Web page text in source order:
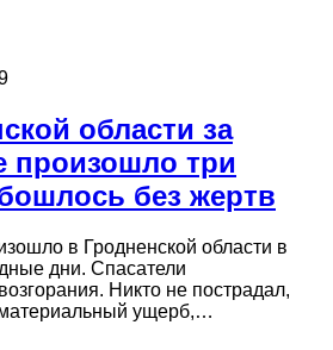
области за
произошло три
без жертв
в Гродненской области в
дни. Спасатели
Никто не пострадал,
ущерб,…